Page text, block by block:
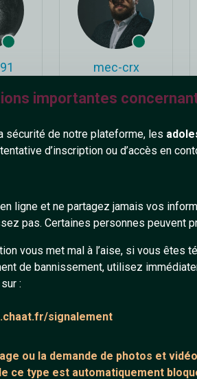
importantes
sécurité de notre plateforme, les
d’inscription ou d’accès en
ligne et ne partagez jamais vos
pas. Certaines personnes peuvent
vous met mal à l’aise, si vous êtes
de bannissement, utilisez
:
signalement
ou la demande de photos et
ce type est automatiquement
mec-crx
XaViUs10DB
_philippe44